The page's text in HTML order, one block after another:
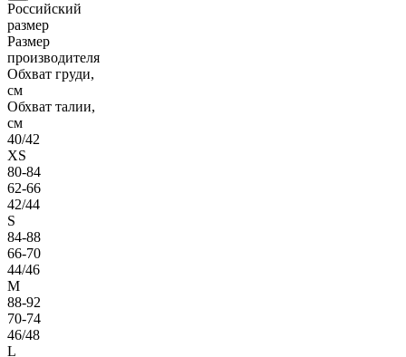
Российский
размер
Размер
производителя
Обхват груди,
см
Обхват талии,
см
40/42
XS
80-84
62-66
42/44
S
84-88
66-70
44/46
M
88-92
70-74
46/48
L